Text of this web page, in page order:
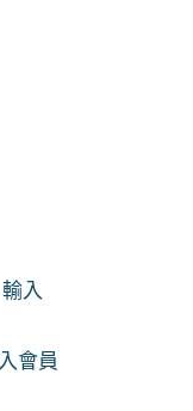
入
會員